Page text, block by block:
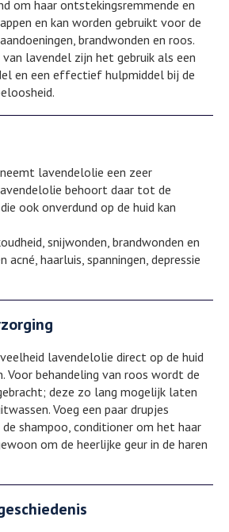
om haar ontstekingsremmende en
en kan worden gebruikt voor de
brandwonden en roos.
lavendel zijn het gebruik als een
en een effectief hulpmiddel bij de
lavendelolie een zeer
behoort daar tot de
ook onverdund op de huid kan
snijwonden, brandwonden en
acné, haarluis, spanningen, depressie
lavendelolie direct op de huid
Voor behandeling van roos wordt de
deze zo lang mogelijk laten
Voeg een paar drupjes
shampoo, conditioner om het haar
om de heerlijke geur in de haren